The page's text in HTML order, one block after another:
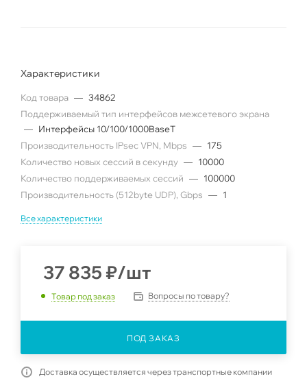
Характеристики
Код товара — 34862
Поддерживаемый тип интерфейсов межсетевого экрана
— Интерфейсы 10/100/1000BaseT
Производительность IPsec VPN, Mbps — 175
Количество новых сессий в секунду — 10000
Количество поддерживаемых сессий — 100000
Производительность (512byte UDP), Gbps — 1
Все характеристики
37 835 ₽/шт
Товар под заказ Вопросы по товару?
ПОД ЗАКАЗ
Доставка осуществляется через транспортные компании